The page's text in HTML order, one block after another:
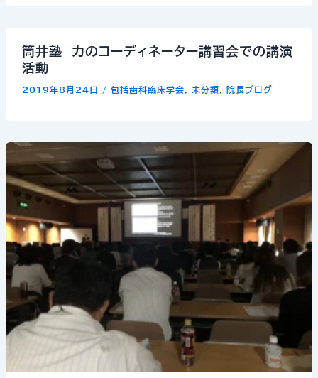
筒井塾 力のコーディネーター講習会での講演
活動
2019年8月24日 / 包括歯科臨床学会, 未分類, 院長ブログ